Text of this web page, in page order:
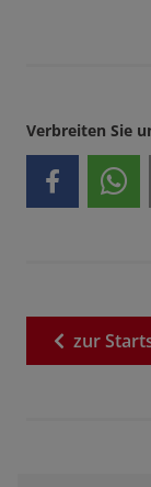
Verbreiten Sie
zur